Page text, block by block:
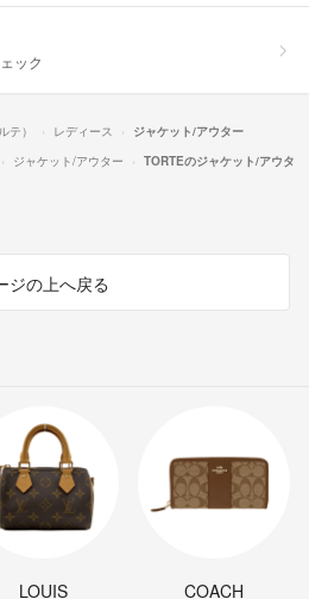
ック
テ） レディース
ジャケット/アウター
ジャケット/アウター
TORTEのジャケット/アウタ
ジの上へ戻る
LOUIS
COACH